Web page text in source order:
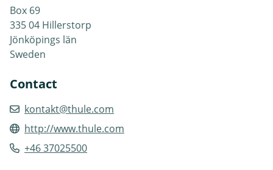
Box 69
335 04 Hillerstorp
Jönköpings län
Sweden
Contact
kontakt@thule.com
http://www.thule.com
+46 37025500